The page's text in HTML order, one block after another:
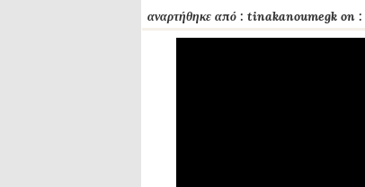
αναρτήθηκε από : tinakanoumegk on :